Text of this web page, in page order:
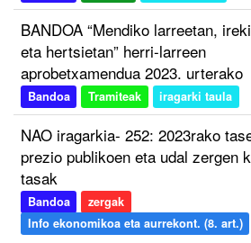
BANDOA “Mendiko larreetan,
eta hertsietan” herri-larreen
aprobetxamendua 2023. urterako
Bandoa Tramiteak iragarki taula
NAO iragarkia- 252: 2023rako
prezio publikoen eta udal zergen
tasak
Bandoa
zergak
Info ekonomikoa eta aurrekont. (8. art.)